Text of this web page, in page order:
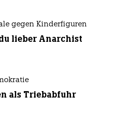
gegen Kinderfiguren
lieber Anarchist
als Triebabfuhr